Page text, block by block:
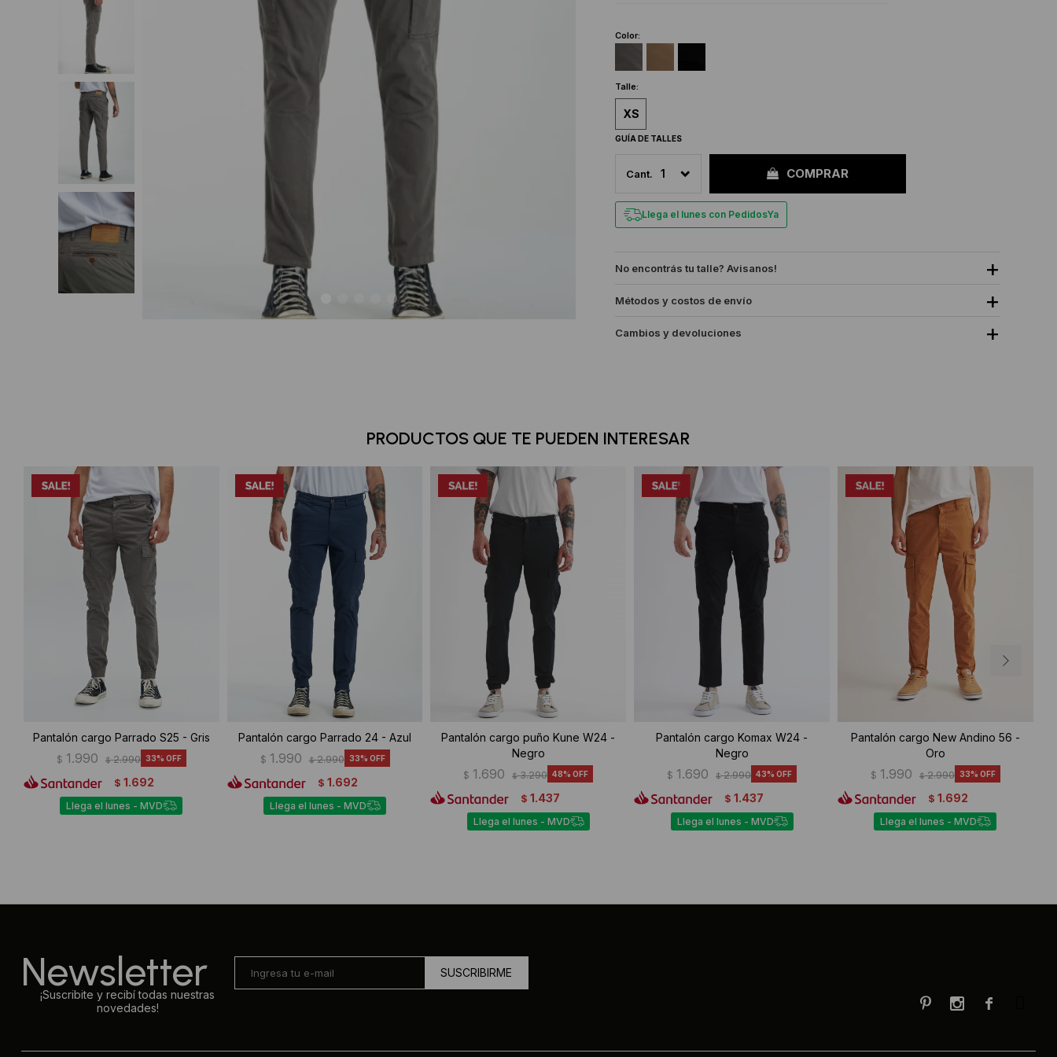
Color:
Talle:
XS
GUÍA DE TALLES
1 COMPRAR
Llega el lunes con PedidosYa
No encontrás tu talle? Avisanos!
Métodos y costos de envío
Cambios y devoluciones
PRODUCTOS QUE TE PUEDEN INTERESAR
Pantalón cargo Parrado S25 - Gris
$ 1.990 $ 2.990 33
$ 1.692
Llega el lunes - MVD
Pantalón cargo Parrado 24 - Azul
$ 1.990 $ 2.990 33
$ 1.692
Llega el lunes - MVD
Pantalón cargo puño Kune W24 -
Negro
$ 1.690 $ 3.290 48
$ 1.437
Llega el lunes - MVD
Pantalón cargo Komax W24 -
Negro
$ 1.690 $ 2.990 43
$ 1.437
Llega el lunes - MVD
Pantalón cargo New Andino 56 -
Oro
$ 1.990 $ 2.990 33
$ 1.692
Llega el lunes - MVD
Newsletter
¡Suscribite y recibí todas nuestras
novedades!
SUSCRIBIRME

 